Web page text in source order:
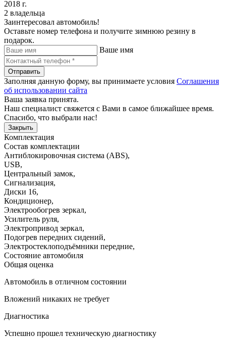
2018 г.
2 владельца
Заинтересовал автомобиль!
Оставьте номер телефона и получите зимнюю резину в
подарок.
Ваше имя
Отправить
Заполняя данную форму, вы принимаете условия Соглашения
об использовании сайта
Ваша заявка принята.
Наш специалист свяжется с Вами в самое ближайшее время.
Спасибо, что выбрали нас!
Закрыть
Комплектация
Состав комплектации
Антиблокировочная система (ABS),
USB,
Центральный замок,
Сигнализация,
Диски 16,
Кондиционер,
Электрообогрев зеркал,
Усилитель руля,
Электропривод зеркал,
Подогрев передних сидений,
Электростеклоподъёмники передние,
Состояние автомобиля
Общая оценка
Автомобиль в отличном состоянии
Вложений никаких не требует
Диагностика
Успешно прошел техническую диагностику